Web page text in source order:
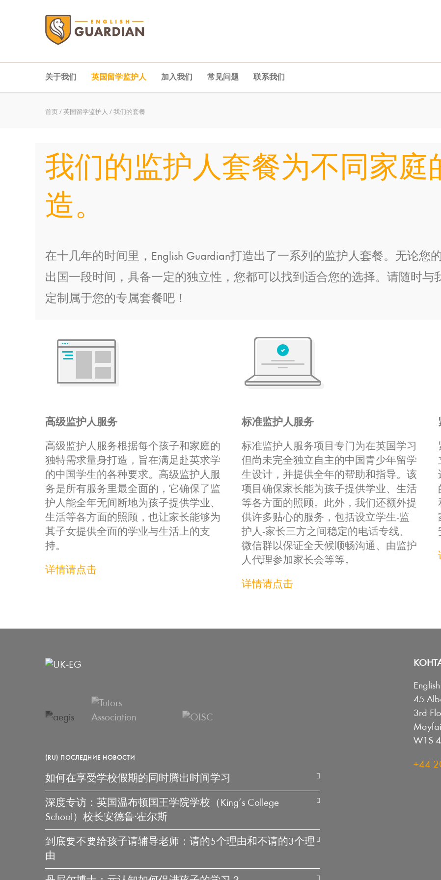
关于我们 英国留学监护人 加入我们 常见问题 联系我们
首页/英国留学监护人 /我们的套餐
我们的监护人套餐为不同家庭
造。
在十几年的时间里，English Guardian打造出了一系列的监护人套餐。无论您
出国一段时间，具备一定的独立性，您都可以找到适合您的选择。请随时与
定制属于您的专属套餐吧！
高级监护人服务
高级监护人服务根据每个孩子和家庭的
独特需求量身打造，旨在满足赴英求学
的中国学生的各种要求。高级监护人服
务是所有服务里最全面的，它确保了监
护人能全年无间断地为孩子提供学业、
生活等各方面的照顾，也让家长能够为
其子女提供全面的学业与生活上的支
持。
详情请点击
标准监护人服务
标准监护人服务项目专门为在英国学习
但尚未完全独立自主的中国青少年留学
生设计，并提供全年的帮助和指导。该
项目确保家长能为孩子提供学业、生活
等各方面的照顾。此外，我们还额外提
供许多贴心的服务，包括设立学生-监
护人-家长三方之间稳定的电话专线、
微信群以保证全天候顺畅沟通、由监护
人代理参加家长会等等。
详情请点击
(RU) ПОСЛЕДНИЕ НОВОСТИ
如何在享受学校假期的同时腾出时间学习
深度专访：英国温布顿国王学院学校（King’s College
School）校长安德鲁·霍尔斯
到底要不要给孩子请辅导老师：请的5个理由和不请的3个理
由
45
3rd
W1S
+44